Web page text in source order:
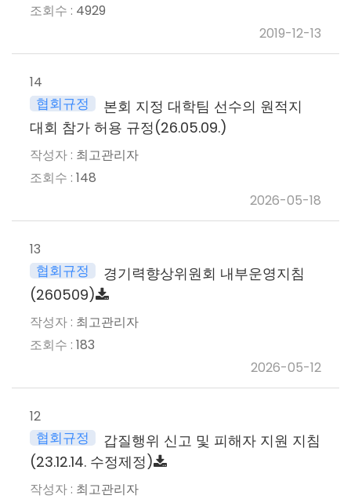
4929
2019-12-13
14
협회규정
본회 지정 대학팀 선수의 원적지
대회 참가 허용 규정(26.05.09.)
최고관리자
148
2026-05-18
13
협회규정
경기력향상위원회 내부운영지침
(260509)
최고관리자
183
2026-05-12
12
협회규정
갑질행위 신고 및 피해자 지원 지침
(23.12.14. 수정제정)
최고관리자